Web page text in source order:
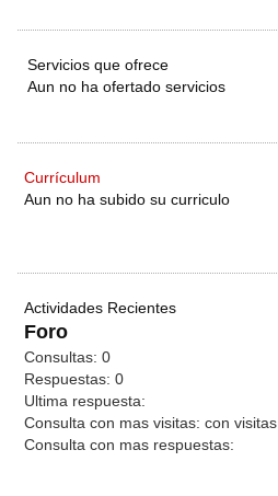
Servicios que ofrece
Aun no ha ofertado servicios
Currículum
Aun no ha subido su curriculo
Actividades Recientes
Foro
Consultas: 0
Respuestas: 0
Ultima respuesta:
Consulta con mas visitas: con visitas
Consulta con mas respuestas: